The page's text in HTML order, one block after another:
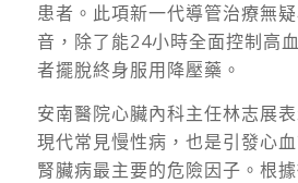
患者。此項新一代導管治療無
音，除了能24小時全面控制高
者擺脫終身服用降壓藥。
安南醫院心臟內科主任林志展
現代常見慢性病，也是引發心
腎臟病最主要的危險因子。根